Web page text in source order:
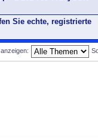
Sie echte, registrierte